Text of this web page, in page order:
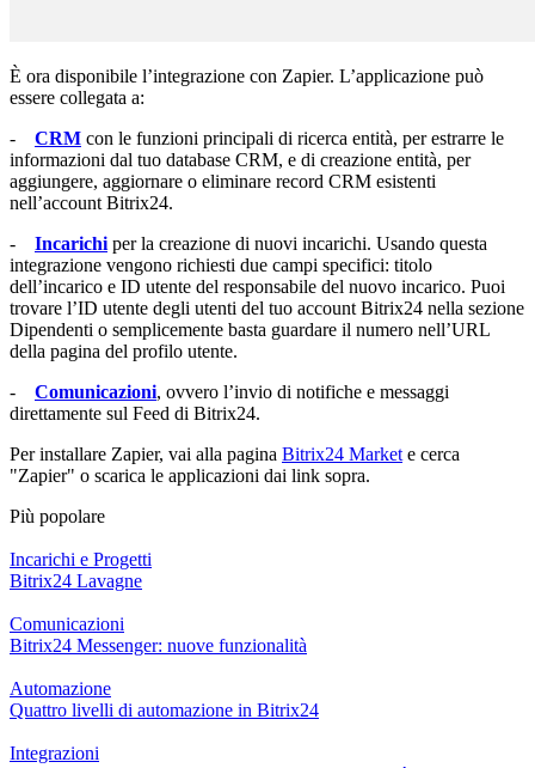
È ora disponibile l’integrazione con Zapier. L’applicazione può
essere collegata a:
- CRM con le funzioni principali di ricerca entità, per estrarre le
informazioni dal tuo database CRM, e di creazione entità, per
aggiungere, aggiornare o eliminare record CRM esistenti
nell’account Bitrix24.
- Incarichiper la creazione di nuovi incarichi. Usando questa
integrazione vengono richiesti due campi specifici: titolo
dell’incarico e ID utente del responsabile del nuovo incarico. Puoi
trovare l’ID utente degli utenti del tuo account Bitrix24 nella sezione
Dipendenti o semplicemente basta guardare il numero nell’URL
della pagina del profilo utente.
- Comunicazioni, ovvero l’invio di notifiche e messaggi
direttamente sul Feed di Bitrix24.
Per installare Zapier, vai alla pagina Bitrix24 Markete cerca
"Zapier" o scarica le applicazioni dai link sopra.
Più popolare
Incarichi e Progetti
Bitrix24 Lavagne
Comunicazioni
Bitrix24 Messenger: nuove funzionalità
Automazione
Quattro livelli di automazione in Bitrix24
Integrazioni